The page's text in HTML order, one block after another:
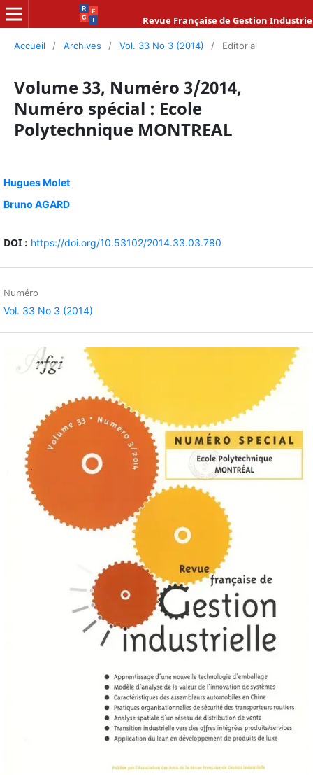
Revue Française de Gestion
Accueil / Archives / Vol. 33 No 3 (2014) / Editorial
Volume 33, Numéro 3/2014,
Numéro spécial : Ecole
Polytechnique MONTREAL
Hugues Molet
Bruno AGARD
DOI : https://doi.org/10.53102/2014.33.03.780
Numéro
Vol. 33 No 3 (2014)